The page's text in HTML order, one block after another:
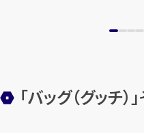
「バッグ（グッチ